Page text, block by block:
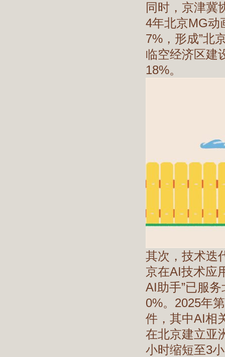
同时，京津冀
4年北京MG动
7%，形成”北
临空经济区建
18%。
其次，技术迭
京在AI技术应
AI助手”已服
0%。2025年
件，其中AI相
在北京建立亚
小时缩短至3